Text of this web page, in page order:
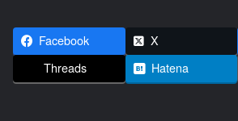
Facebook X
Threads
Hatena